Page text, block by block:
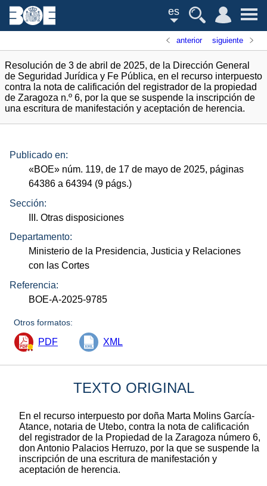
es
anterior siguiente
Resolución de 3 de abril de 2025, de la Dirección General
de Seguridad Jurídica y Fe Pública, en el recurso interpuesto
contra la nota de calificación del registrador de la propiedad
de Zaragoza n.º 6, por la que se suspende la inscripción de
una escritura de manifestación y aceptación de herencia.
Publicado en:
«BOE» núm. 119, de 17 de mayo de 2025, páginas
64386 a 64394 (9 págs.)
Sección:
III. Otras disposiciones
Departamento:
Ministerio de la Presidencia, Justicia y Relaciones
con las Cortes
Referencia:
BOE-A-2025-9785
Otros formatos:
PDF XML
TEXTO ORIGINAL
En el recurso interpuesto por doña Marta Molins García-
Atance, notaria de Utebo, contra la nota de calificación
del registrador de la Propiedad de la Zaragoza número 6,
don Antonio Palacios Herruzo, por la que se suspende la
inscripción de una escritura de manifestación y
aceptación de herencia.